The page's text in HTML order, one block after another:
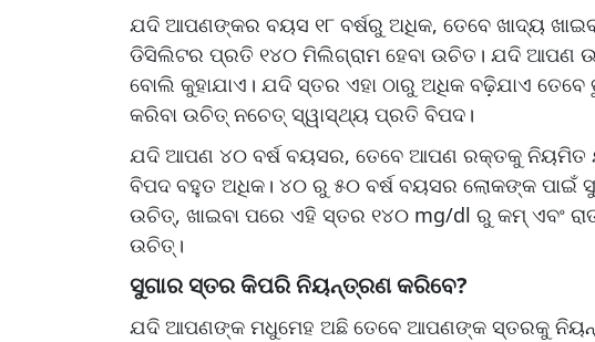
ଯଦି ଆପଣଙ୍କର ବୟସ ୧୮ ବର୍ଷରୁ ଅଧିକ, ତେବେ ଖାଦ୍ୟ
ଡିସିଲିଟର ପ୍ରତି ୧୪୦ ମିଲିଗ୍ରାମ ହେବା ଉଚିତ। ଯଦି ଆପଣ
ବୋଲି କୁହାଯାଏ। ଯଦି ସ୍ତର ଏହା ଠାରୁ ଅଧିକ ବଢ଼ିଯାଏ
କରିବା ଉଚିତ୍ ନଚେତ୍ ସ୍ୱାସ୍ଥ୍ୟ ପ୍ରତି ବିପଦ।
ଯଦି ଆପଣ ୪୦ ବର୍ଷ ବୟସର, ତେବେ ଆପଣ ରକ୍ତକୁ ନିୟମିତ
ବିପଦ ବହୁତ ଅଧିକ। ୪୦ ରୁ ୫୦ ବର୍ଷ ବୟସର ଲୋକଙ୍କ ପାଇଁ
ଉଚିତ୍, ଖାଇବା ପରେ ଏହି ସ୍ତର ୧୪୦ mg/dl ରୁ କମ୍ ଏବଂ
ଉଚିତ୍।
ସୁଗାର ସ୍ତର କିପରି ନିୟନ୍ତ୍ରଣ କରିବେ?
ଯଦି ଆପଣଙ୍କ ମଧୁମେହ ଅଛି ତେବେ ଆପଣଙ୍କ ସ୍ତରକୁ